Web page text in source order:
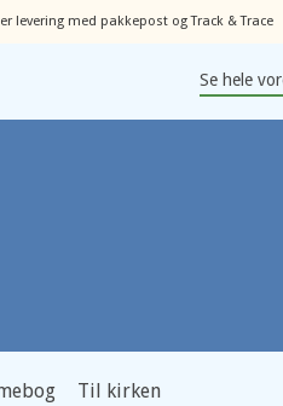
levering med pakkepost og Track & Trace
Se hele
Til kirken